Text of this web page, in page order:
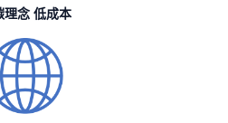
理念 低成本